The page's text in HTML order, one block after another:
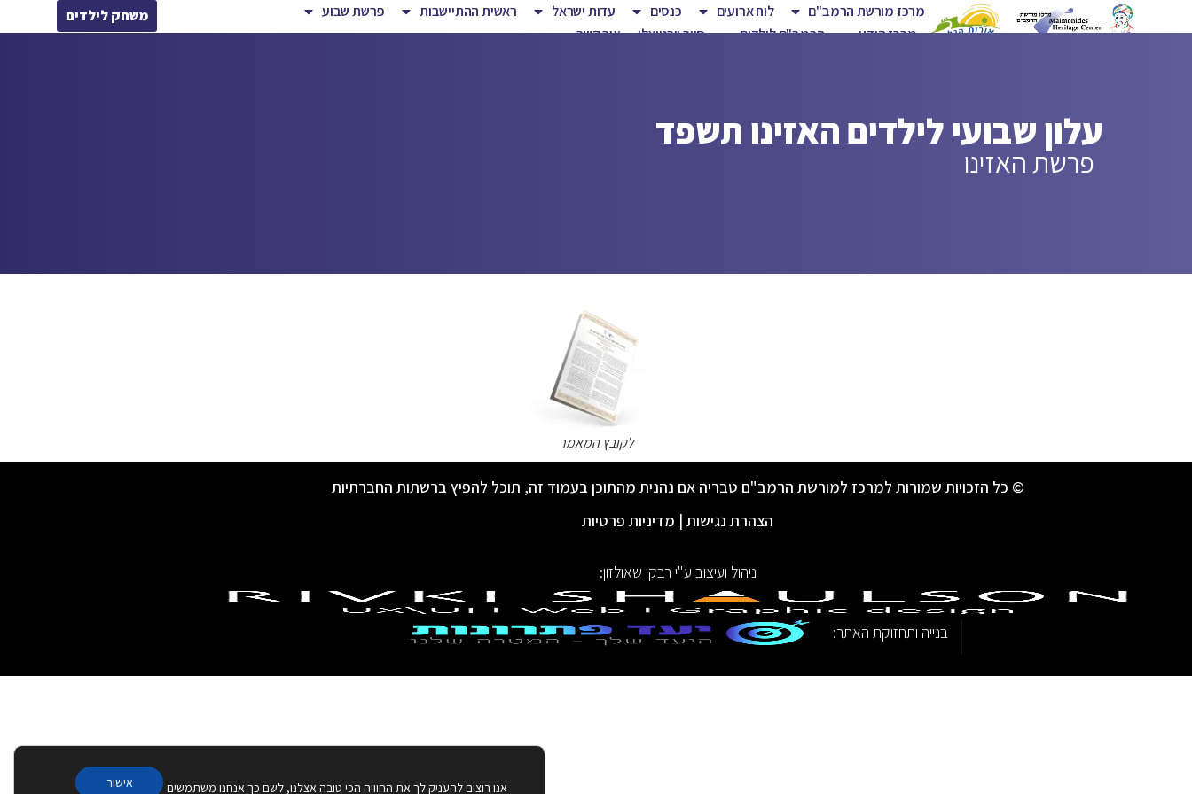
מרכז מורשת הרמב"ם לוח ארועים כנסים עדות ישראל ראשית ההתיישבות
פרשת שבוע
מרכז הידע
הרמב"ם לילדים סיור וירטואלי צור קשר
משחק לילדים
עלון שבועי לילדים האזינו תשפד
פרשת האזינו
לקובץ המאמר
© כל הזכויות שמורות למרכז למורשת הרמב"ם טבריה אם נהנית מהתוכן בעמוד זה, תוכל להפיץ ברשתות החברתיות
הצהרת נגישות | מדיניות פרטיות
ניהול ועיצוב ע"י רבקי שאולזון:
בנייה ותחזוקת האתר:
אנו רוצים להעניק לך את החוויה הכי טובה אצלנו, לשם כך אנחנו משתמשים אישור